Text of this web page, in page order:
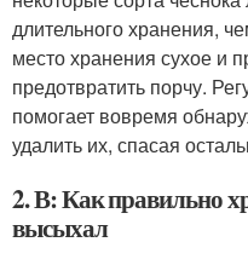
длительного хранения,
место хранения сухое и
предотвратить порчу.
помогает вовремя
удалить их, спасая
2. В: Как правильно
высыхал